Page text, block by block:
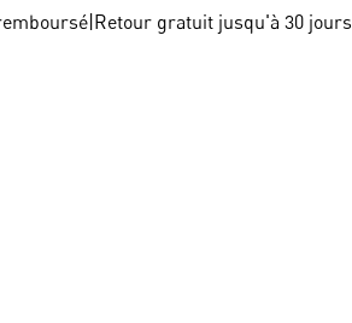
Retour gratuit jusqu'à 30 jours